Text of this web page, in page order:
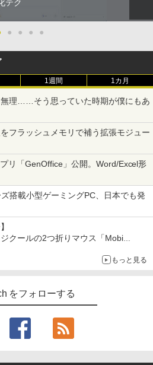
テク
● ● ● ●
1週間 1カ月
無理……そう思っていた時期が僕にもあ
フラッシュメモリで補う拡張モジュー
リ「GenOffice」公開。Word/Excel形
搭載小型ゲーミングPC、日本でも発
クールの2つ折りマウス「Mobi
もっと見る
をフォローする